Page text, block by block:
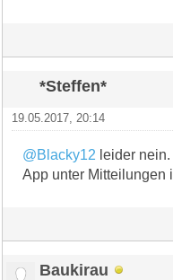
*Steffen*
19.05.2017, 20:14
@Blacky12 leider
App unter Mitteilungen
Baukirau